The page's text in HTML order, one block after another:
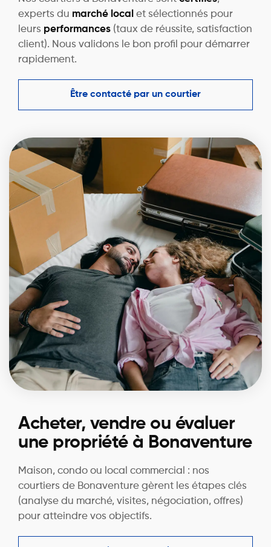
experts du marché local et sélectionnés pour
leurs performances (taux de réussite, satisfaction
client). Nous validons le bon profil pour démarrer
rapidement.
Être contacté par un courtier
Acheter, vendre ou évaluer
une propriété à Bonaventure
Maison, condo ou local commercial : nos
courtiers de Bonaventure gèrent les étapes clés
(analyse du marché, visites, négociation, offres)
pour atteindre vos objectifs.